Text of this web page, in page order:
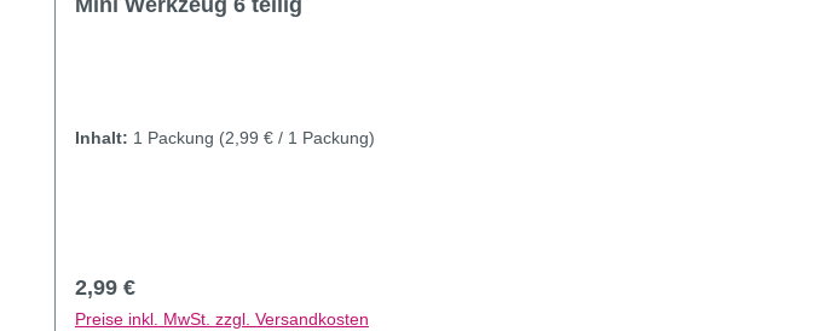
Mini Werkzeug 6 teilig
Inhalt: 1 Packung (2,99 € / 1 Packung)
Regulärer Preis:
2,99 €
Preise inkl. MwSt. zzgl. Versandkosten